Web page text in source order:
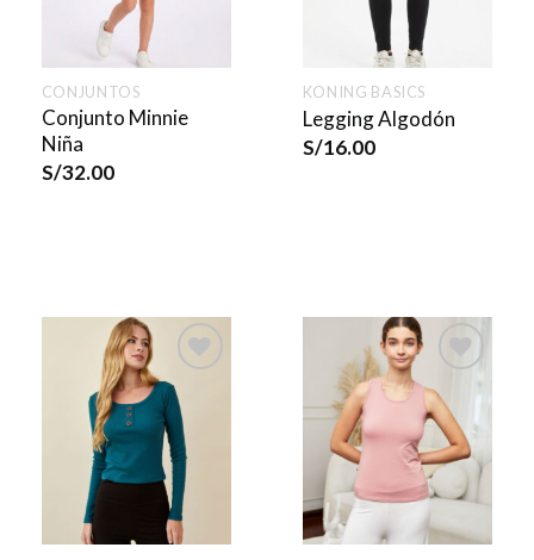
CONJUNTOS
Conjunto Minnie
Niña
S/32.00
KONING BASICS
Legging Algodón
S/16.00